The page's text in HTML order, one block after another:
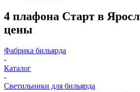
4 плафона Старт в
цены
Фабрика бильярда
-
Каталог
-
Светильники для бильярда